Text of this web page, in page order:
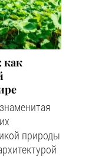
как
природы